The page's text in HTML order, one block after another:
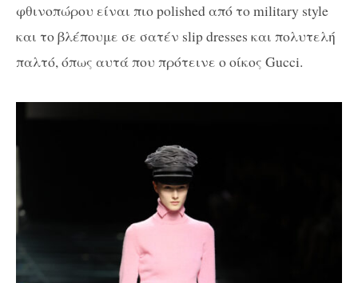
φθινοπώρου είναι πιο polished από το military style
και το βλέπουμε σε σατέν slip dresses και πολυτελή
παλτό, όπως αυτά που πρότεινε ο οίκος Gucci.